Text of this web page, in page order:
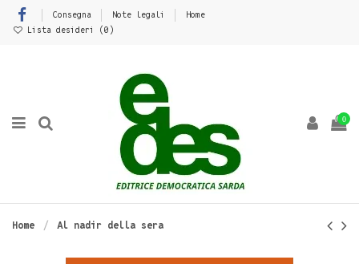
Consegna Note legali
Home
Lista desideri (0 )
0
Home Al nadir della sera